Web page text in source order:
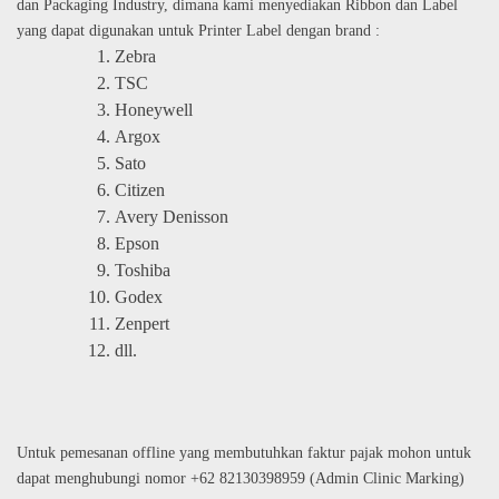
dan Packaging Industry, dimana kami menyediakan Ribbon dan Label
yang dapat digunakan untuk Printer Label dengan brand :
Zebra
TSC
Honeywell
Argox
Sato
Citizen
Avery Denisson
Epson
Toshiba
Godex
Zenpert
dll.
Untuk pemesanan offline yang membutuhkan faktur pajak mohon untuk
dapat menghubungi nomor +62 82130398959 (Admin Clinic Marking)